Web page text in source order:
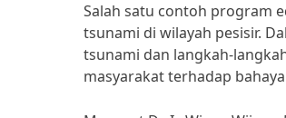
Salah satu contoh program
tsunami di wilayah pesisir.
tsunami dan langkah-
masyarakat terhadap